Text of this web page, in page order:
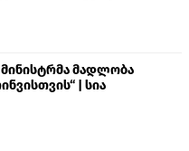
მინისტრმა მადლობა
| სია